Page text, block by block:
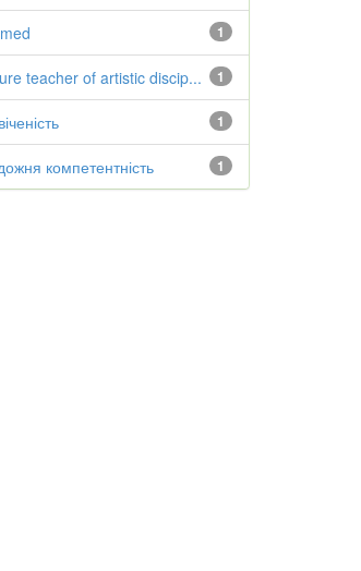
1
1
teacher of artistic discip...
1
1
компетентність